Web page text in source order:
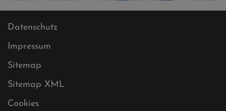
Datenschutz
Impressum
Sitemap